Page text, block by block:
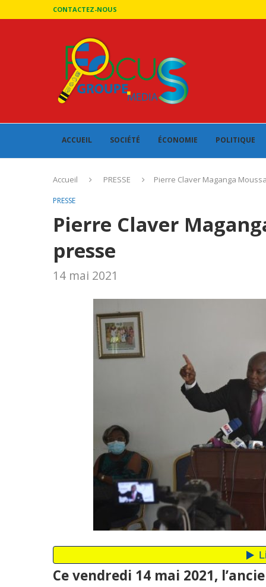
CONTACTEZ-NOUS
ACCUEIL SOCIÉTÉ ÉCONOMIE POLITIQUE
Accueil PRESSE Pierre Claver Maganga
PRESSE
Pierre Claver
presse
14 mai 2021
Ce vendredi 14 mai 2021,